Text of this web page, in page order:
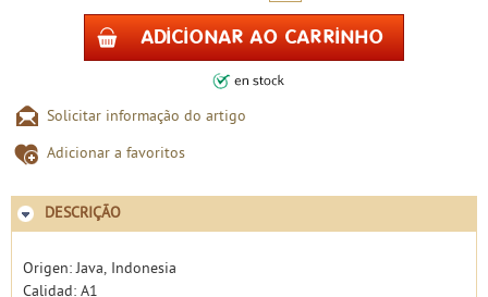
Solicitar informação do artigo
Adicionar a favoritos
DESCRIÇÃO
Origen: Java, Indonesia
Calidad: A1